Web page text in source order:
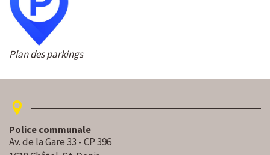
Plan des parkings
Police communale
Av. de la Gare 33 - CP 396